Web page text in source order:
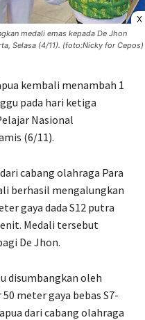
X
medali emas kepada De Jhon
Selasa (4/11). (foto:Nicky for Cepos)
kembali menambah 1
pada hari ketiga
Nasional
(6/11).
cabang olahraga Para
berhasil mengalungkan
gaya dada S12 putra
Medali tersebut
De Jhon.
disumbangkan oleh
meter gaya bebas S7-
dari cabang olahraga